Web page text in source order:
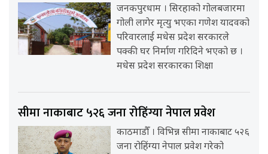
जनकपुरधाम । सिरहाको गोलबजारमा
गोली लागेर मृत्यु भएका गणेश यादवको
परिवारलाई मधेस प्रदेश सरकारले
पक्की घर निर्माण गरिदिने भएको छ ।
मधेस प्रदेश सरकारका शिक्षा
सीमा नाकाबाट ५२६ जना रोहिंग्या नेपाल प्रवेश
काठमाडौँ । विभिन्न सीमा नाकाबाट ५२६
जना रोहिंग्या नेपाल प्रवेश गरेको